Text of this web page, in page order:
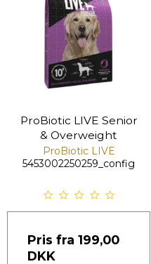
ProBiotic LIVE Senior
& Overweight
ProBiotic LIVE
5453002250259_config
Pris fra 199,00
DKK